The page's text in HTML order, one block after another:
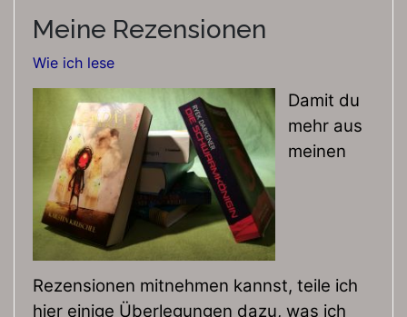
Meine Rezensionen
Wie ich lese
Damit du
mehr aus
meinen
Rezensionen mitnehmen kannst, teile ich
hier einige Überlegungen dazu, was ich